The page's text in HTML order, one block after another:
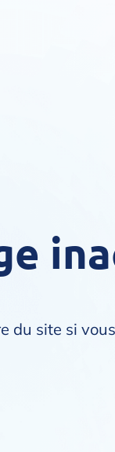
du site si